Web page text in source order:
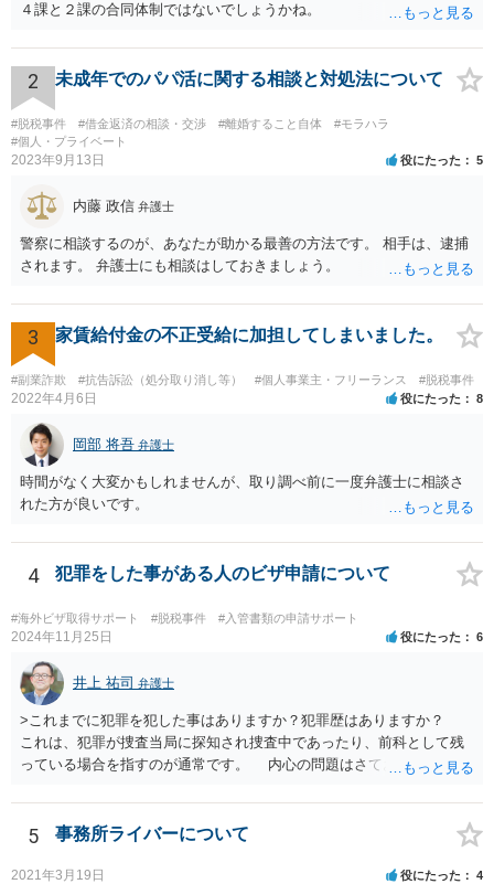
４課と２課の合同体制ではないでしょうかね。
2 未成年でのパパ活に関する相談と対処法について
#脱税事件 #借金返済の相談・交渉 #離婚すること自体
#モラハラ
#個人・プライベート
2023年9月13日 役にたった 5
内藤 政信 弁護士
警察に相談するのが、あなたが助かる最善の方法です。 相手は、逮捕
されます。 弁護士にも相談はしておきましょう。
3 家賃給付金の不正受給に加担してしまいました。
#副業詐欺 #抗告訴訟（処分取り消し等） #個人事業主・フリーランス #脱税事件
2022年4月6日 役にたった 8
岡部 将吾 弁護士
時間がなく大変かもしれませんが、取り調べ前に一度弁護士に相談さ
れた方が良いです。
4 犯罪をした事がある人のビザ申請について
#海外ビザ取得サポート #脱税事件 #入管書類の申請サポート
2024年11月25日 役にたった 6
井上 祐司 弁護士
>これまでに犯罪を犯した事はありますか？犯罪歴はありますか？
これは、犯罪が捜査当局に探知され捜査中であったり、前科として残
っている場合を指すのが通常です。 内心の問題はさておき、ご質問
5 事務所ライバーについて
2021年3月19日 役にたった 4